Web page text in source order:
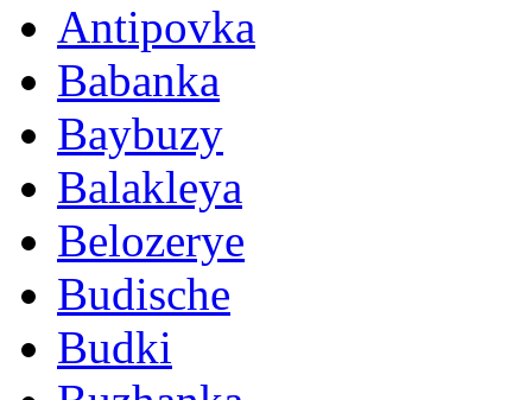
Antipovka
Babanka
Baybuzy
Balakleya
Belozerye
Budische
Budki